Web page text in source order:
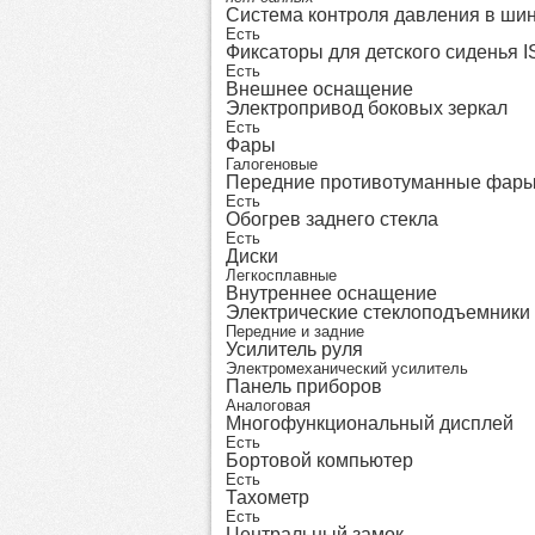
Система контроля давления в
Есть
Фиксаторы для детского сиденья
Есть
Внешнее оснащение
Электропривод боковых зеркал
Есть
Фары
Галогеновые
Передние противотуманные фары
Есть
Обогрев заднего стекла
Есть
Диски
Легкосплавные
Внутреннее оснащение
Электрические стеклоподъемники
Передние и задние
Усилитель руля
Электромеханический усилитель
Панель приборов
Аналоговая
Многофункциональный дисплей
Есть
Бортовой компьютер
Есть
Тахометр
Есть